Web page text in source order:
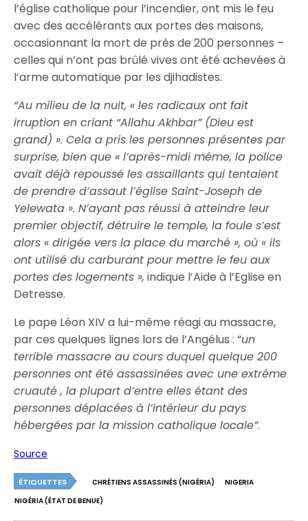
l’église catholique pour l’incendier, ont mis le feu
avec des accélérants aux portes des maisons,
occasionnant la mort de près de 200 personnes –
celles qui n’ont pas brûlé vives ont été achevées à
l’arme automatique par les djihadistes.
“Au milieu de la nuit, « les radicaux ont fait
irruption en criant “Allahu Akhbar” (Dieu est
grand) ». Cela a pris les personnes présentes par
surprise, bien que « l’après-midi même, la police
avait déjà repoussé les assaillants qui tentaient
de prendre d’assaut l’église Saint-Joseph de
Yelewata ». N’ayant pas réussi à atteindre leur
premier objectif, détruire le temple, la foule s’est
alors « dirigée vers la place du marché », où « ils
ont utilisé du carburant pour mettre le feu aux
portes des logements », indique l’Aide à l’Eglise en
Detresse.
Le pape Léon XIV a lui-même réagi au massacre,
par ces quelques lignes lors de l’Angélus : “un
terrible massacre au cours duquel quelque 200
personnes ont été assassinées avec une extrême
cruauté , la plupart d’entre elles étant des
personnes déplacées à l’intérieur du pays
hébergées par la mission catholique locale”.
Source
ÉTIQUETTES CHRÉTIENS ASSASSINÉS (NIGÉRIA)
NIGERIA
NIGÉRIA (ÉTAT DE BENUE)